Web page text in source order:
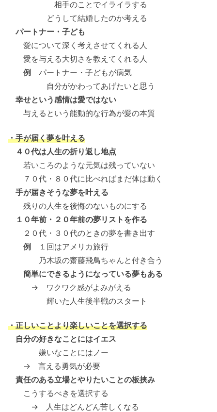
相手のことでイライラする
どうして結婚したのか考える
パートナー・子ども
愛について深く考えさせてくれる人
愛を与える大切さを教えてくれる人
例
パートナー・子どもが病気
自分がかわってあげたいと思う
幸せという感情は愛ではない
与えるという能動的な行為が愛の本質
・手が届く夢を叶える
４０代は人生の折り返し地点
若いころのような元気は残っていない
７０代・８０代に比べればまだ体は動く
手が届きそうな夢を叶える
残りの人生を後悔のないものにする
１０年前・２０年前の夢リストを作る
２０代・３０代のときの夢を書き出す
例 １回はアメリカ旅行
乃木坂の齋藤飛鳥ちゃんと付き合う
簡単にできるようになっている夢もある
→ ワクワク感がよみがえる
輝いた人生後半戦のスタート
・正しいことより楽しいことを選択する
自分の好きなことにはイエス
嫌いなことにはノー
→ 言える勇気が必要
責任のある立場とやりたいことの板挟み
こうするべきを選択する
→ 人生はどんどん苦しくなる